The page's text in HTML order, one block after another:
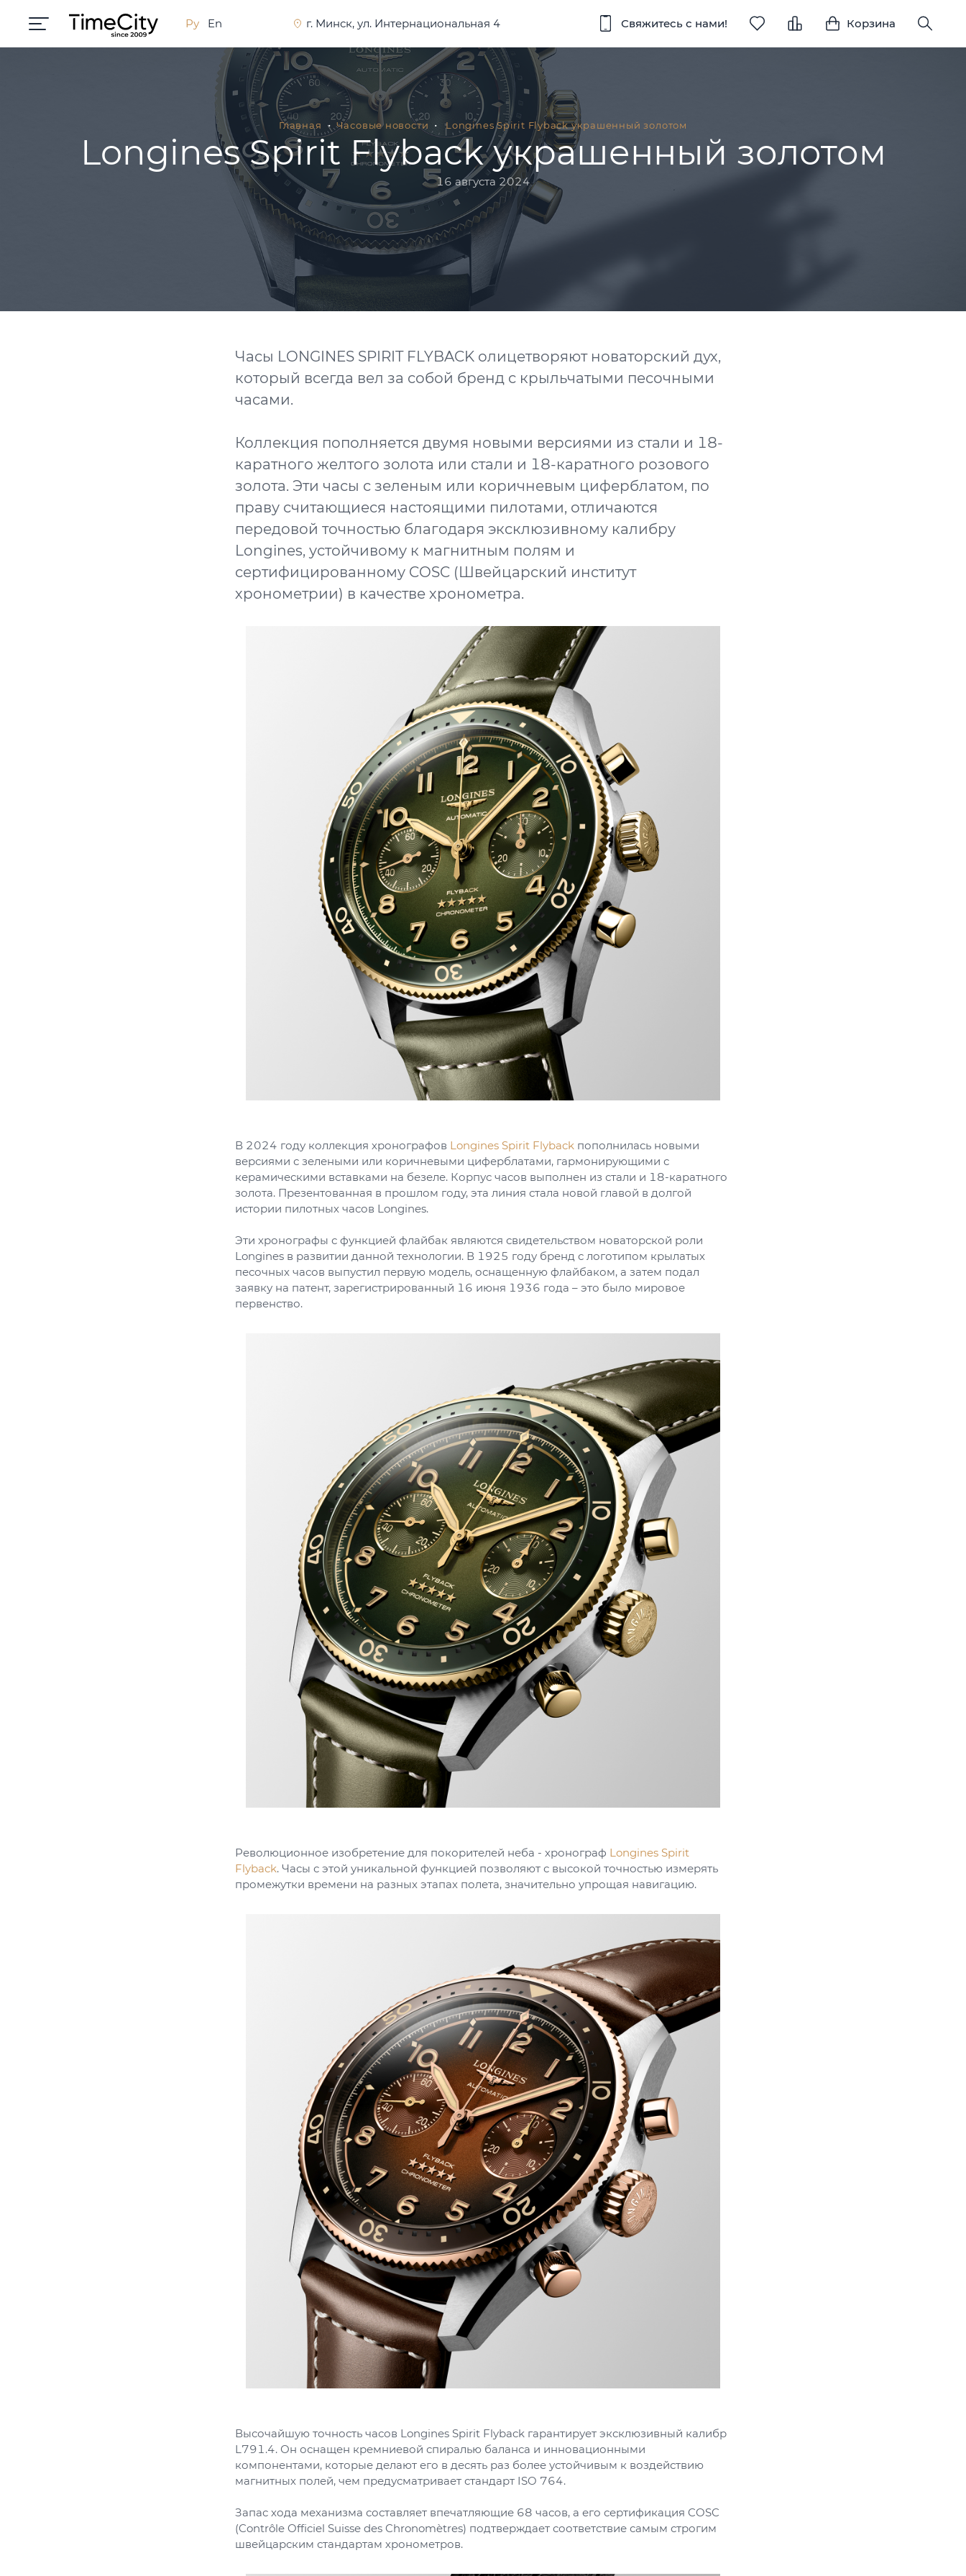
Ру En г. Минск, ул. Интернациональная 4 Свяжитесь с нами! Корзина
Главная Часовые новости Longines Spirit Flyback украшенный золотом
Longines Spirit Flyback украшенный золотом
16 августа 2024
Часы LONGINES SPIRIT FLYBACK олицетворяют новаторский дух,
который всегда вел за собой бренд с крыльчатыми песочными
часами.
Коллекция пополняется двумя новыми версиями из стали и 18-
каратного желтого золота или стали и 18-каратного розового
золота. Эти часы с зеленым или коричневым циферблатом, по
праву считающиеся настоящими пилотами, отличаются
передовой точностью благодаря эксклюзивному калибру
Longines, устойчивому к магнитным полям и
сертифицированному COSC (Швейцарский институт
хронометрии) в качестве хронометра.
В 2024 году коллекция хронографов Longines Spirit Flyback пополнилась новыми
версиями с зелеными или коричневыми циферблатами, гармонирующими с
керамическими вставками на безеле. Корпус часов выполнен из стали и 18-каратного
золота. Презентованная в прошлом году, эта линия стала новой главой в долгой
истории пилотных часов Longines.
Эти хронографы с функцией флайбак являются свидетельством новаторской роли
Longines в развитии данной технологии. В 1925 году бренд с логотипом крылатых
песочных часов выпустил первую модель, оснащенную флайбаком, а затем подал
заявку на патент, зарегистрированный 16 июня 1936 года – это было мировое
первенство.
Революционное изобретение для покорителей неба - хронограф Longines Spirit
Flyback. Часы с этой уникальной функцией позволяют с высокой точностью измерять
промежутки времени на разных этапах полета, значительно упрощая навигацию.
Высочайшую точность часов Longines Spirit Flyback гарантирует эксклюзивный калибр
L791.4. Он оснащен кремниевой спиралью баланса и инновационными
компонентами, которые делают его в десять раз более устойчивым к воздействию
магнитных полей, чем предусматривает стандарт ISO 764.
Запас хода механизма составляет впечатляющие 68 часов, а его сертификация COSC
(Contrôle Officiel Suisse des Chronomètres) подтверждает соответствие самым строгим
швейцарским стандартам хронометров.